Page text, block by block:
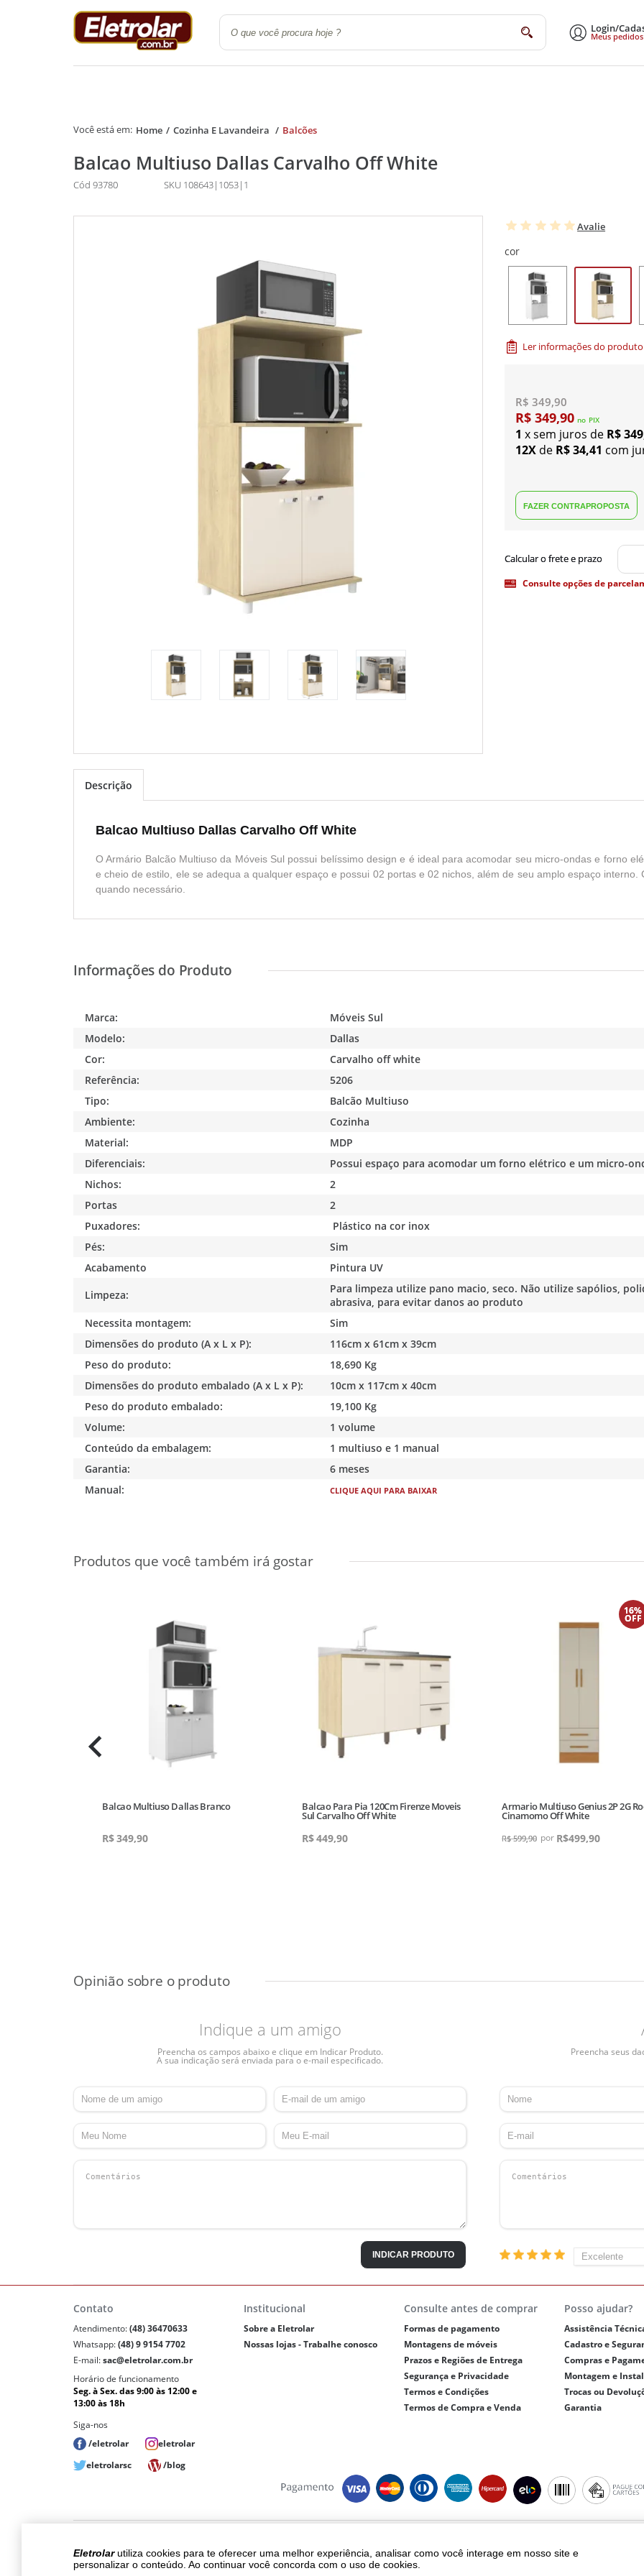
Login/
Meus pedidos
Quarto Utilidades Domésticas
Home Cozinha E Lavandeira Balcões
Balcao Multiuso Dallas Carvalho Off White
Cód 93780 SKU 108643|1053|1
Avalie
cor
Ler informações do produto
R$ 349,90
R$ 349,90 no PIX
1 x sem juros de R$
12X de R$ 34,41 com
Consulte opções de
Descrição
Balcao Multiuso Dallas Carvalho Off White
O Armário Balcão Multiuso da Móveis Sul possui belíssimo design e é ideal para acomodar seu micro-ondas e forno
e cheio de estilo, ele se adequa a qualquer espaço e possui 02 portas e 02 nichos, além de seu amplo espaço
quando necessário.
Marca:
Móveis Sul
Modelo:
Dallas
Cor:
Carvalho off white
Referência:
5206
Tipo:
Balcão Multiuso
Ambiente:
Cozinha
Material:
MDP
Diferenciais:
Possui espaço para acomodar um forno elétrico e um micro-
Nichos:
2
Portas
2
Puxadores:
Plástico na cor inox
Pés:
Sim
Acabamento
Pintura UV
Limpeza:
Para limpeza utilize pano macio, seco. Não utilize sapólios,
abrasiva, para evitar danos ao produto
Necessita montagem:
Sim
Dimensões do produto (A x L x P):
116cm x 61cm x 39cm
Peso do produto:
18,690 Kg
Dimensões do produto embalado (A x L x P):
10cm x 117cm x 40cm
Peso do produto embalado:
19,100 Kg
Volume:
1 volume
Conteúdo da embalagem:
1 multiuso e 1 manual
Garantia:
6 meses
Manual:
CLIQUE AQUI PARA BAIXAR
Balcao Multiuso Dallas Branco
R$349,90
Balcao Para Pia 120Cm Firenze Moveis
Sul Carvalho Off White
R$449,90
16%
OFF
Armario Multiuso Genius 2P 2G
Cinamomo Off White
R$ 599,90 R$499,90
Indique a um amigo
Preencha os campos abaixo e clique em Indicar Produto.
A sua indicação será enviada para o e-mail especificado.
INDICAR PRODUTO
Preencha seus
Eletrolarutiliza cookies para te oferecer uma melhor experiência, analisar como você interage em nosso site e
personalizar o conteúdo. Ao continuar você concorda com o uso de cookies.
Contato
Atendimento:(48) 36470633
Whatsapp:(48) 9 9154 7702
E-mail:sac@eletrolar.com.br
Horário de funcionamento
Seg. à Sex. das 9:00 às 12:00 e
13:00 às 18h
Siga-nos
/eletrolar
eletrolar
eletrolarsc
/blog
Institucional
Sobre a Eletrolar
Nossas lojas - Trabalhe conosco
Consulte antes de comprar
Formas de pagamento
Montagens de móveis
Prazos e Regiões de Entrega
Segurança e Privacidade
Termos e Condições
Termos de Compra e Venda
Posso ajudar?
Assistência
Cadastro e
Compras e
Montagem e
Trocas ou
Garantia
Copyright © 2018 - eletrolar.com.br - NEGRO E ANDREADIS LTDA - CNPJ 01.093.810/
Os preços, promoções, condições de pagamento, frete e produtos são válidos exclusivamente para compras